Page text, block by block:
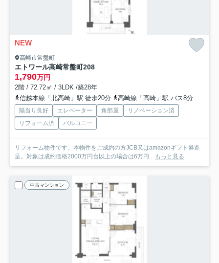
NEW
高崎市常盤町
エトワール高崎常盤町208
1,790万円
2階 / 72.72㎡ / 3LDK /築28年
信越本線「北高崎」駅 徒歩20分
高崎線「高崎」駅 バス8分 群馬バス「本町一丁目〔本町〕」 停歩8分
陽当り良好 エレベーター 角部屋
リノベーション済
リフォーム済
バルコニー
リフォーム物件です。本物件をご成約の方JCB又はamazonギフト券進
呈。対象は成約価格2000万円台以上の場合は6万円... もっと見る
中古マンション